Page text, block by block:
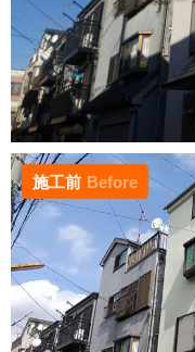
施工前 Before